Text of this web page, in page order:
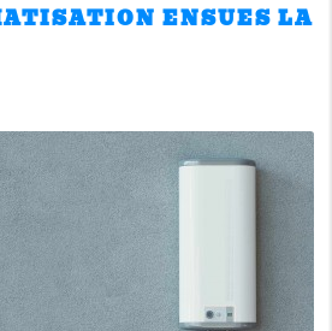
ENSUES LA